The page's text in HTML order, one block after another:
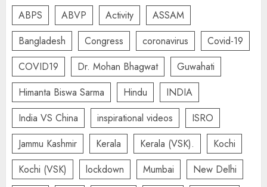
ABPS ABVP Activity
ASSAM
Bangladesh
Congress coronavirus
Covid-19
COVID19
Dr. Mohan Bhagwat
Guwahati
Himanta Biswa Sarma
Hindu
INDIA
India VS China
inspirational videos
ISRO
Jammu Kashmir
Kerala Kerala (VSK).
Kochi
Kochi (VSK)
lockdown Mumbai
New Delhi